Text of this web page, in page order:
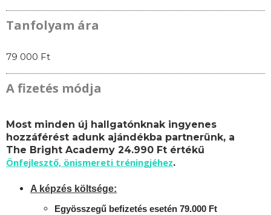
Tanfolyam ára
79 000 Ft
A fizetés módja
Most minden új hallgatónknak ingyenes
hozzáférést adunk ajándékba partnerünk, a
The Bright Academy 24.990 Ft értékű
Önfejlesztő, önismereti tréningjéhez.
A képzés költsége:
Egyösszegű befizetés esetén 79.000 Ft